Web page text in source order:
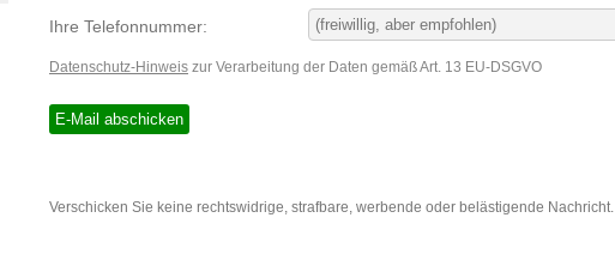
Ihre Telefonnummer:
Datenschutz-Hinweis zur Verarbeitung der Daten gemäß Art. 13 EU-DSGVO
Verschicken Sie keine rechtswidrige, strafbare, werbende oder belästigende Nachricht.